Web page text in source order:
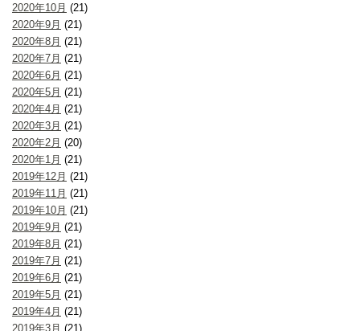
2020年10月 (21)
2020年9月 (21)
2020年8月 (21)
2020年7月 (21)
2020年6月 (21)
2020年5月 (21)
2020年4月 (21)
2020年3月 (21)
2020年2月 (20)
2020年1月 (21)
2019年12月 (21)
2019年11月 (21)
2019年10月 (21)
2019年9月 (21)
2019年8月 (21)
2019年7月 (21)
2019年6月 (21)
2019年5月 (21)
2019年4月 (21)
2019年3月 (21)